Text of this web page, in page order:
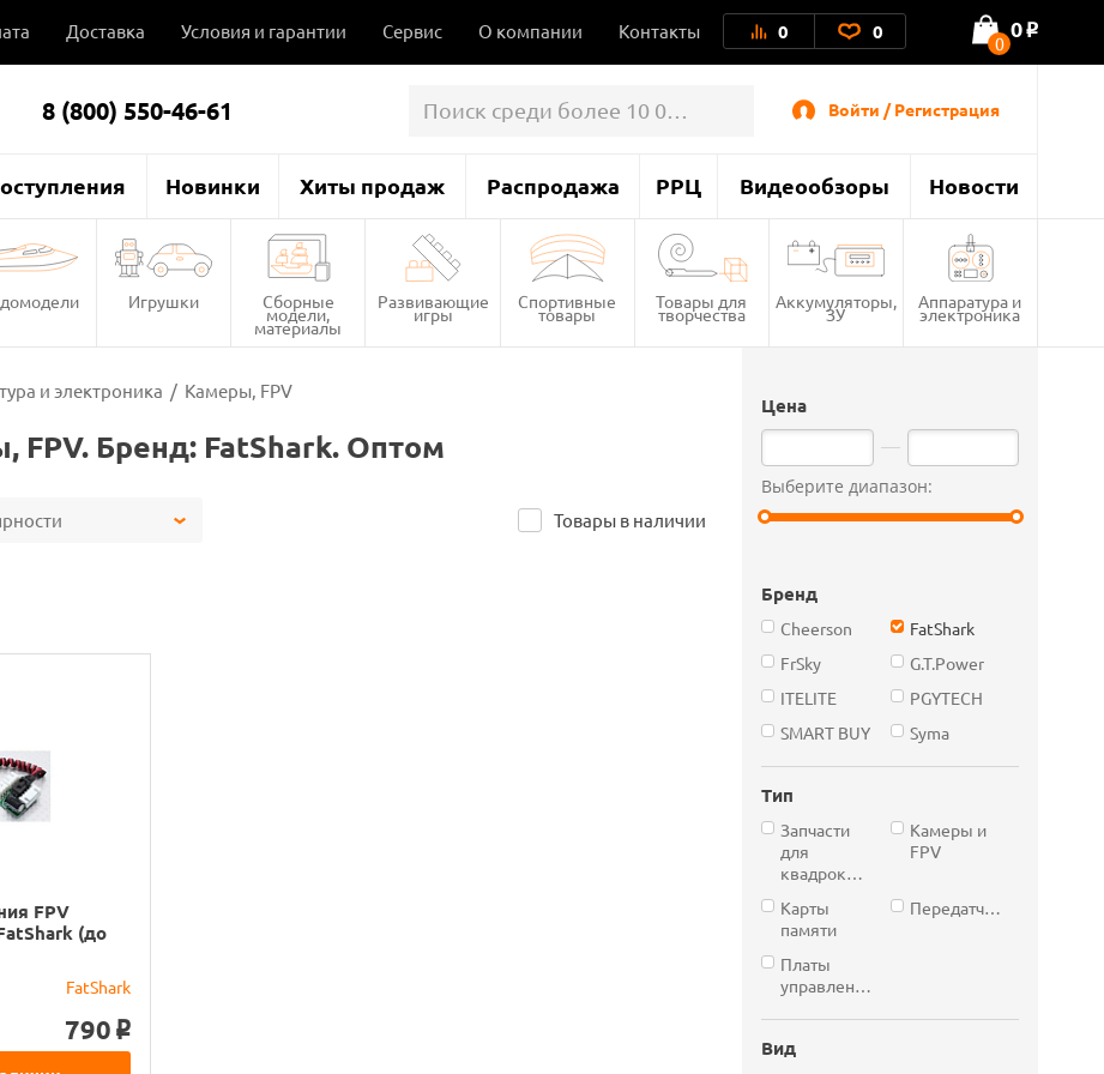
Доставка Условия и гарантии Сервис О компании Контакты 0 0 0
0 o
8 (800) 550-46-61 Войти / Регистрация
Новинки Хиты продаж Распродажа РРЦ Видеообзоры Новости
Игрушки Сборные
модели,
материалы
Развивающие
игры
Спортивные
товары
Товары для
творчества
Аккумуляторы,
ЗУ
Аппаратура и
электроника
Цена
Выберите диапазон:
Бренд
Cheerson
FatShark
FrSky
G.T.Power
ITELITE
PGYTECH
SMART BUY
Syma
Тип
Запчасти
для
квадрокоптеров
Камеры и
FPV
Карты
памяти
Передатчики
Платы
управления
Вид
и электроника / Камеры, FPV
FPV. Бренд: FatShark. Оптом
Товары в наличии
FPV
(до
FatShark
790 o